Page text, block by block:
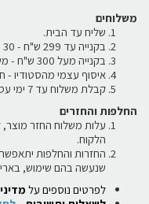
משלוחים
שליח עד הבית.
בקנייה עד 299 ש"ח - 30 ש"ח.
בקנייה מעל 300 ש"ח - משלוח חינם.
איסוף עצמי מהסטודיו -
קבלת משלוח עד 7 ימי עסקים.
החלפות והחזרים
עלות משלוח החזר
הלקוח.
החזרות והחלפות
שנעשה בהם שימוש,
לפרטים נוספים על